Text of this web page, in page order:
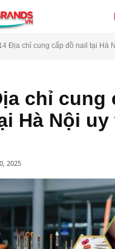
Địa chỉ cung cấp đồ nail tại Hà
chỉ cung
Hà Nội uy
2025